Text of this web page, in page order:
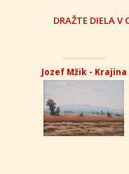
DRAŽTE DIELA V
Jozef Mžik - Krajina